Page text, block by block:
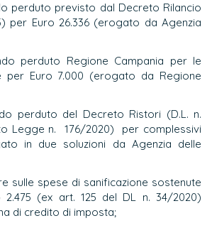
perduto previsto dal Decreto Rilancio
per Euro 26.336 (erogato da Agenzia
perduto Regione Campania per le
per Euro 7.000 (erogato da Regione
perduto del Decreto Ristori (D.L. n.
Legge n. 176/2020) per complessivi
in due soluzioni da Agenzia delle
sulle spese di sanificazione sostenute
2.475 (ex art. 125 del DL n. 34/2020)
di credito di imposta;